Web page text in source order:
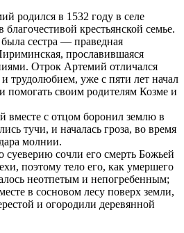
родился в 1532 году в селе
крестьянской семье.
сестра — праведная
прославившаяся
Отрок Артемий отличался
трудолюбием, уже с пяти лет начал
помогать своим родителям Козме и
вместе с отцом боронил землю в
тучи, и началась гроза, во время
молнии.
суеверию сочли его смерть Божьей
поэтому тело его, как умершего
неотпетым и непогребенным;
в сосновом лесу поверх земли,
и огородили деревянной